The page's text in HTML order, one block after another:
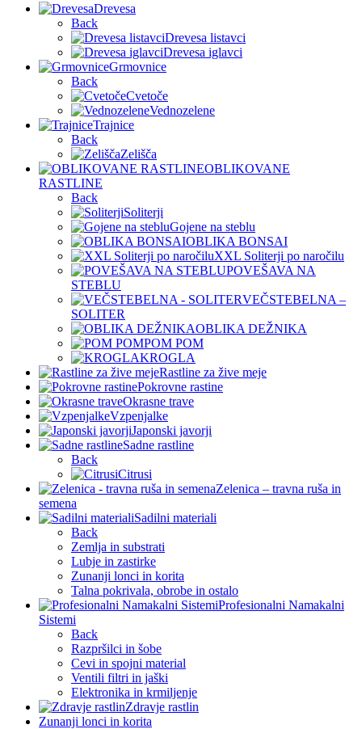
Drevesa
Back
Drevesa listavci
Drevesa iglavci
Grmovnice
Back
Cvetoče
Vednozelene
Trajnice
Back
Zelišča
OBLIKOVANE
RASTLINE
Back
Soliterji
Gojene na steblu
OBLIKA BONSAI
XXL Soliterji po naročilu
POVEŠAVA NA
STEBLU
VEČSTEBELNA –
SOLITER
OBLIKA DEŽNIKA
POM POM
KROGLA
Rastline za žive meje
Pokrovne rastine
Okrasne trave
Vzpenjalke
Japonski javorji
Sadne rastline
Back
Citrusi
Zelenica – travna ruša in
semena
Sadilni materiali
Back
Zemlja in substrati
Lubje in zastirke
Zunanji lonci in korita
Talna pokrivala, obrobe in ostalo
Profesionalni Namakalni
Sistemi
Back
Razpršilci in šobe
Cevi in spojni material
Ventili filtri in jaški
Elektronika in krmiljenje
Zdravje rastlin
Zunanji lonci in korita